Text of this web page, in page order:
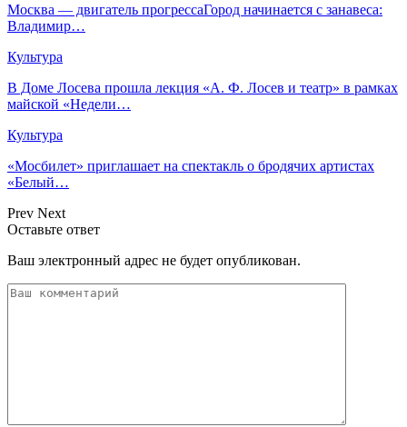
Москва — двигатель прогрессаГород начинается с занавеса:
Владимир…
Культура
В Доме Лосева прошла лекция «А. Ф. Лосев и театр» в рамках
майской «Недели…
Культура
«Мосбилет» приглашает на спектакль о бродячих артистах
«Белый…
Prev Next
Оставьте ответ
Ваш электронный адрес не будет опубликован.